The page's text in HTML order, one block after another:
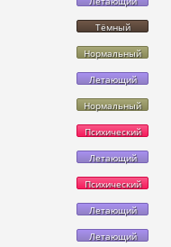
Тёмный
Нормальный
Летающий
Нормальный
Психический
Летающий
Психический
Летающий
Летающий